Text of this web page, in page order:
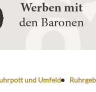
und Umfeld